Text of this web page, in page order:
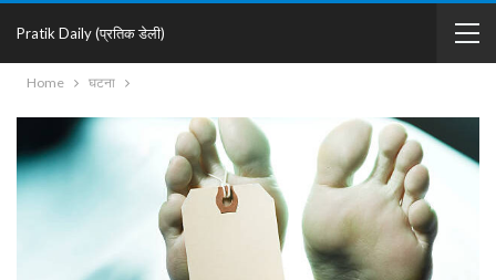
Pratik Daily (प्रतिक डेली)
Home घटना